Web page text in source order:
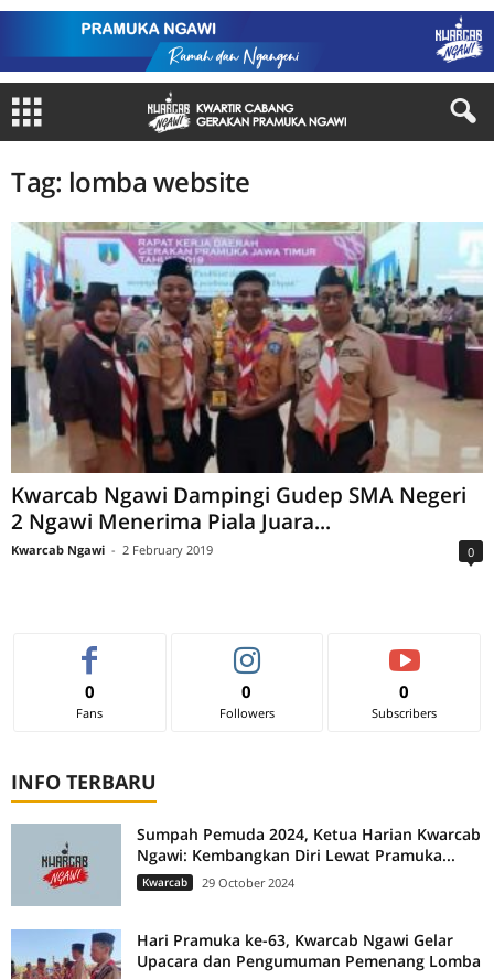
Tag: lomba website
Kwarcab Ngawi Dampingi Gudep SMA Negeri
2 Ngawi Menerima Piala Juara...
Kwarcab Ngawi - 2 February 2019 0
0
Fans
0
Followers
0
Subscribers
INFO TERBARU
Sumpah Pemuda 2024, Ketua Harian Kwarcab
Ngawi: Kembangkan Diri Lewat Pramuka...
Kwarcab 29 October 2024
Hari Pramuka ke-63, Kwarcab Ngawi Gelar
Upacara dan Pengumuman Pemenang Lomba